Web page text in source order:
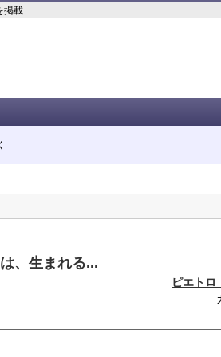
掲載
、生まれる...
ピエトロ